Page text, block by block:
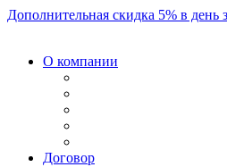
Дополнительная скидка 5% в день
О компании
Договор